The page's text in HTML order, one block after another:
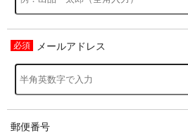
メールアドレス
郵便番号